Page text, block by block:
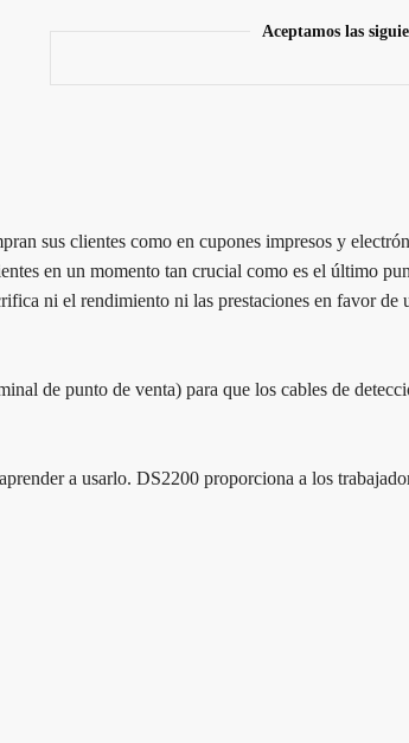
Aceptamos las
sus clientes como en cupones impresos y
en un momento tan crucial como es el último
ni el rendimiento ni las prestaciones en favor de
de punto de venta) para que los cables de
a usarlo. DS2200 proporciona a los